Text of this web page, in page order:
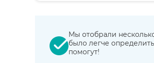
Мы отобрали
было легче
помогут!